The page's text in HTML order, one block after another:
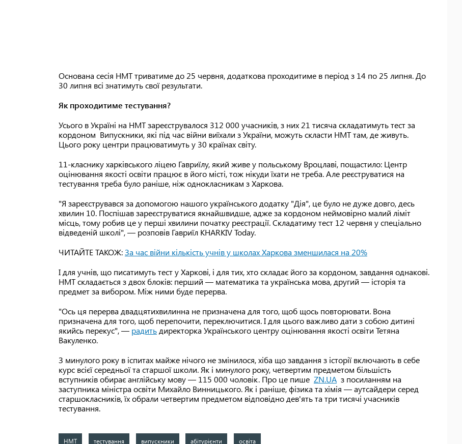
Основана сесія НМТ триватиме до 25 червня, додаткова проходитиме в період з 14 по 25 липня. До
30 липня всі знатимуть свої результати.
Як проходитиме тестування?
Усього в Україні на НМТ зареєструвалося 312 000 учасників, з них 21 тисяча складатимуть тест за
кордоном Випускники, які під час війни виїхали з України, можуть скласти НМТ там, де живуть.
Цього року центри працюватимуть у 30 країнах світу.
11-класнику харківського ліцею Гавриїлу, який живе у польському Вроцлаві, пощастило: Центр
оцінювання якості освіти працює в його місті, тож нікуди їхати не треба. Але реєструватися на
тестування треба було раніше, ніж однокласникам з Харкова.
"Я зареєструвався за допомогою нашого українського додатку "Дія", це було не дуже довго, десь
хвилин 10. Поспішав зареєструватися якнайшвидше, адже за кордоном неймовірно малий ліміт
місць, тому робив це у перші хвилини початку реєстрації. Складатиму тест 12 червня у спеціально
відведеній школі", — розповів Гавриїл KHARKIV Today.
ЧИТАЙТЕ ТАКОЖ:За час війни кількість учнів у школах Харкова зменшилася на 20%
І для учнів, що писатимуть тест у Харкові, і для тих, хто складає його за кордоном, завдання однакові.
НМТ складається з двох блоків: перший — математика та українська мова, другий — історія та
предмет за вибором. Між ними буде перерва.
"Ось ця перерва двадцятихвилинна не призначена для того, щоб щось повторювати. Вона
призначена для того, щоб перепочити, переключитися. І для цього важливо дати з собою дитині
якийсь перекус", — радить директорка Українського центру оцінювання якості освіти Тетяна
Вакуленко.
З минулого року в іспитах майже нічого не змінилося, хіба що завдання з історії включають в себе
курс всієї середньої та старшої школи. Як і минулого року, четвертим предметом більшість
вступників обирає англійську мову — 115 000 чоловік. Про це пише ZN.UA з посиланням на
заступника міністра освіти Михайло Винницького. Як і раніше, фізика та хімія — аутсайдери серед
старшокласників, їх обрали четвертим предметом відповідно дев'ять та три тисячі учасників
тестування.
НМТ тестування випускники абітурієнти освіта